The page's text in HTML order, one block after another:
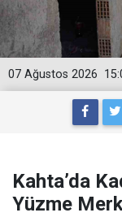
07 Ağustos 2026
Kahta’da
Yüzme